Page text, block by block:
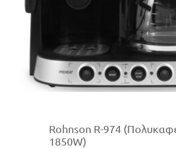
Rohnson R-974
1850W)